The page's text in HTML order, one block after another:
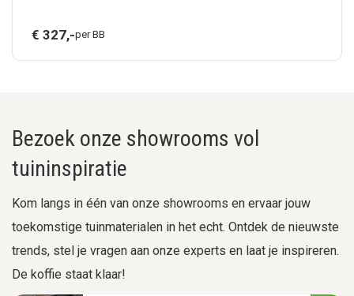
€ 327,-per BB
Bezoek onze showrooms vol
tuininspiratie
Kom langs in één van onze showrooms en ervaar jouw
toekomstige tuinmaterialen in het echt. Ontdek de nieuwste
trends, stel je vragen aan onze experts en laat je inspireren.
De koffie staat klaar!